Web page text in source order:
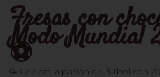
Fresas con
Modo Mundial
⚽️
🥳 Celebra la pasión del fútbol con